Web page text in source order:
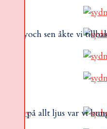
och sen åkte vi
lite på allt ljus var vi